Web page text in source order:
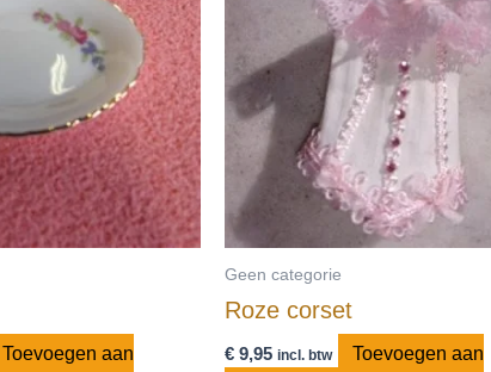
Toevoegen aan
Geen categorie
Roze corset
€9,95 incl. btw
Toevoegen aan